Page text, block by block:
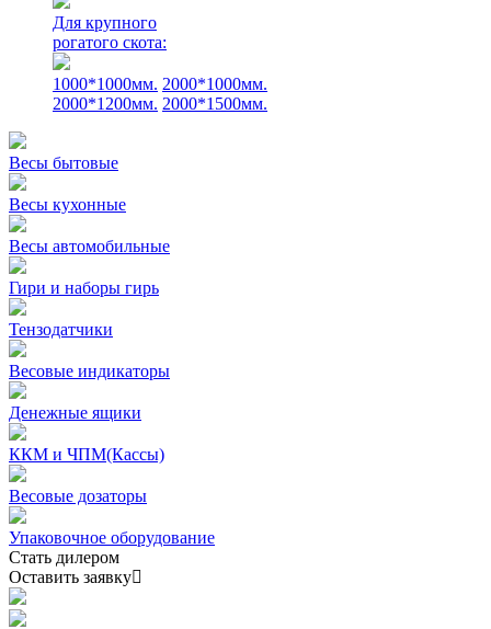
Для крупного
рогатого скота:
1000*1000мм. 2000*1000мм.
2000*1200мм. 2000*1500мм.
Весы бытовые
Весы кухонные
Весы автомобильные
Гири и наборы гирь
Тензодатчики
Весовые индикаторы
Денежные ящики
ККМ и ЧПМ(Кассы)
Весовые дозаторы
Упаковочное оборудование
Стать дилером
Оставить заявку